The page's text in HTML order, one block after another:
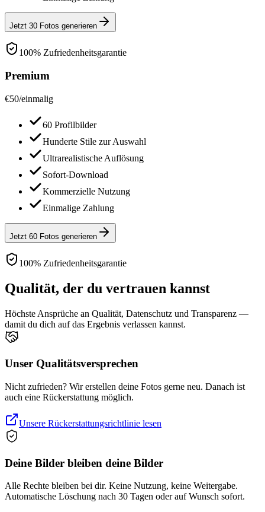
Jetzt 30 Fotos generieren
100% Zufriedenheitsgarantie
Premium
€50/einmalig
60 Profilbilder
Hunderte Stile zur Auswahl
Ultrarealistische Auflösung
Sofort-Download
Kommerzielle Nutzung
Einmalige Zahlung
Jetzt 60 Fotos generieren
100% Zufriedenheitsgarantie
Qualität, der du vertrauen kannst
Höchste Ansprüche an Qualität, Datenschutz und Transparenz —
damit du dich auf das Ergebnis verlassen kannst.
Unser Qualitätsversprechen
Nicht zufrieden? Wir erstellen deine Fotos gerne neu. Danach ist
auch eine Rückerstattung möglich.
Unsere Rückerstattungsrichtlinie lesen
Deine Bilder bleiben deine Bilder
Alle Rechte bleiben bei dir. Keine Nutzung, keine Weitergabe.
Automatische Löschung nach 30 Tagen oder auf Wunsch sofort.